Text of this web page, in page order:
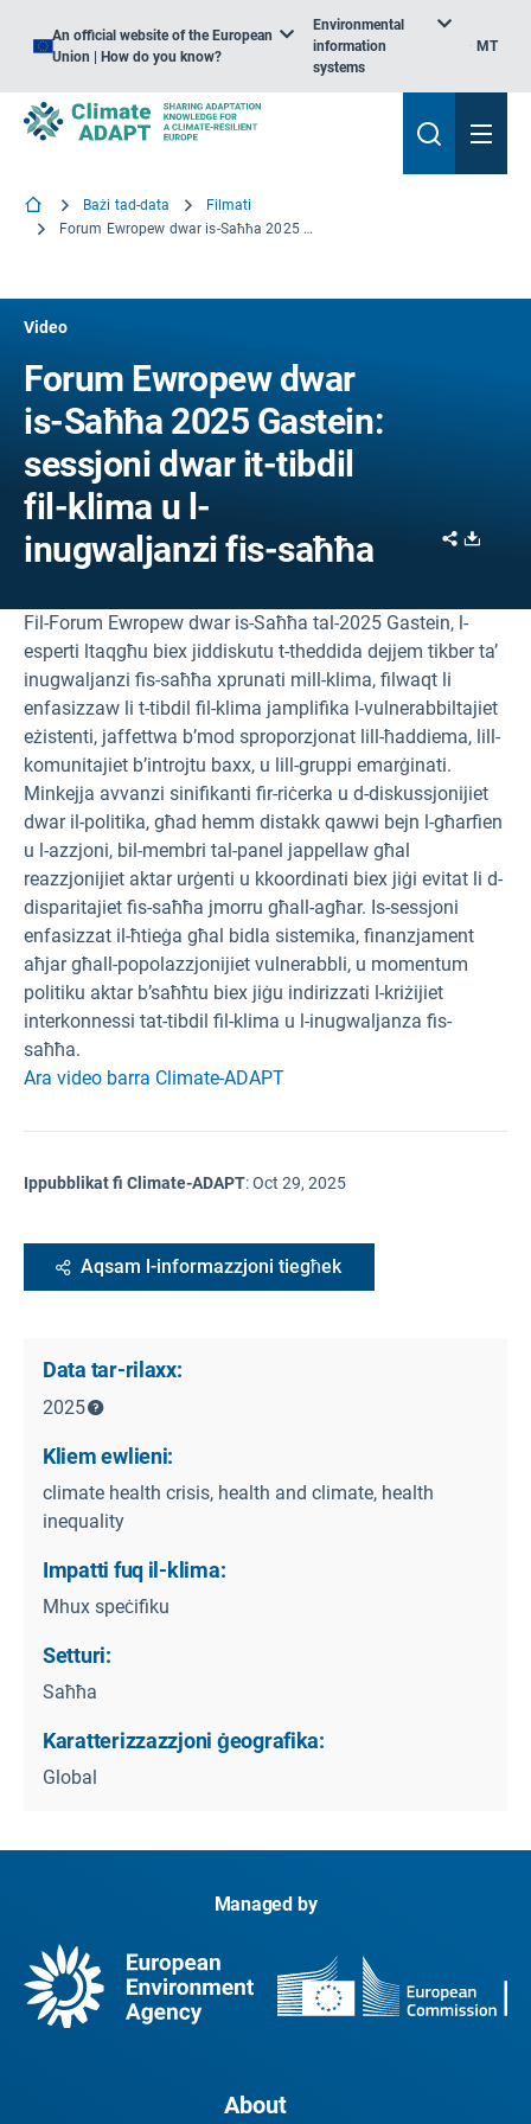
An official website of the European
Union | How do you know?
Environmental
information
systems
MT
Bażi tad-data
Filmati
Forum Ewropew dwar is-Saħħa 2025 Gastein: sessjoni dwar it-tibdil fil-klima u l-inugwaljanzi fis-saħħa
Video
Forum Ewropew dwar
is-Saħħa 2025 Gastein:
sessjoni dwar it-tibdil
fil-klima u l-
inugwaljanzi fis-saħħa
Share
Fil-Forum Ewropew dwar is-Saħħa tal-2025 Gastein, l-
esperti ltaqgħu biex jiddiskutu t-theddida dejjem tikber ta’
inugwaljanzi fis-saħħa xprunati mill-klima, filwaqt li
enfasizzaw li t-tibdil fil-klima jamplifika l-vulnerabbiltajiet
eżistenti, jaffettwa b’mod sproporzjonat lill-ħaddiema, lill-
komunitajiet b’introjtu baxx, u lill-gruppi emarġinati.
Minkejja avvanzi sinifikanti fir-riċerka u d-diskussjonijiet
dwar il-politika, għad hemm distakk qawwi bejn l-għarfien
u l-azzjoni, bil-membri tal-panel jappellaw għal
reazzjonijiet aktar urġenti u kkoordinati biex jiġi evitat li d-
disparitajiet fis-saħħa jmorru għall-agħar. Is-sessjoni
enfasizzat il-ħtieġa għal bidla sistemika, finanzjament
aħjar għall-popolazzjonijiet vulnerabbli, u momentum
politiku aktar b’saħħtu biex jiġu indirizzati l-kriżijiet
interkonnessi tat-tibdil fil-klima u l-inugwaljanza fis-
saħħa.
Ara video barra Climate-ADAPT
Ippubblikat fi Climate-ADAPT:Oct 29, 2025
Aqsam l-informazzjoni tiegħek
Data tar-rilaxx:
2025
Kliem ewlieni:
climate health crisis, health and climate, health
inequality
Impatti fuq il-klima:
Mhux speċifiku
Setturi:
Saħħa
Karatterizzazzjoni ġeografika:
Global
Managed by
About